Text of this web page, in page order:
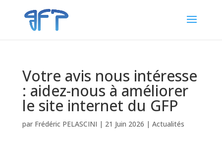
Votre avis nous intéresse
: aidez-nous à améliorer
le site internet du GFP
par Frédéric PELASCINI | 21 Juin 2026 | Actualités